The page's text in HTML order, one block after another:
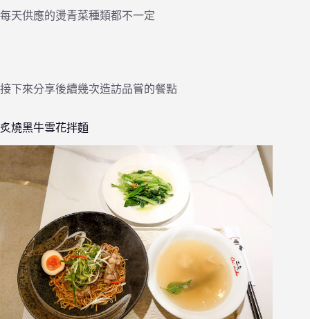
每天供應的燙青菜種類都不一定
接下來分享後續幾次造訪品嘗的餐點
炙燒黑牛雪花拌麵